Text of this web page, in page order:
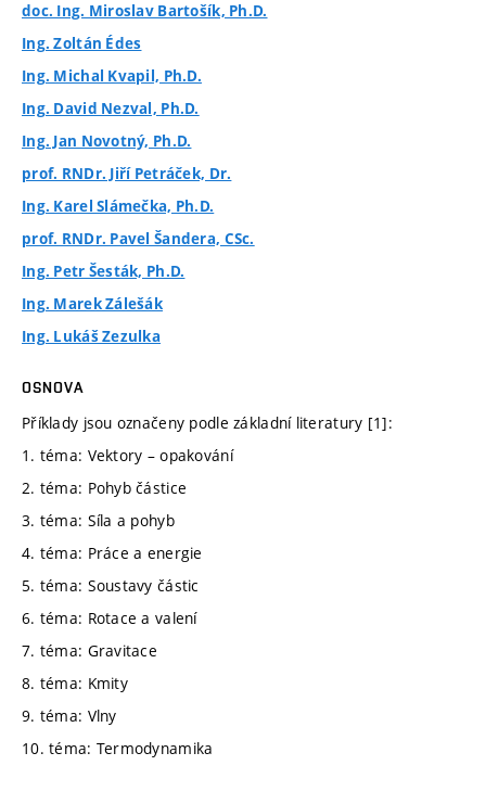
doc. Ing. Miroslav Bartošík, Ph.D.
Ing. Zoltán Édes
Ing. Michal Kvapil, Ph.D.
Ing. David Nezval, Ph.D.
Ing. Jan Novotný, Ph.D.
prof. RNDr. Jiří Petráček, Dr.
Ing. Karel Slámečka, Ph.D.
prof. RNDr. Pavel Šandera, CSc.
Ing. Petr Šesták, Ph.D.
Ing. Marek Zálešák
Ing. Lukáš Zezulka
OSNOVA
Příklady jsou označeny podle základní literatury [1]:
1. téma: Vektory – opakování
2. téma: Pohyb částice
3. téma: Síla a pohyb
4. téma: Práce a energie
5. téma: Soustavy částic
6. téma: Rotace a valení
7. téma: Gravitace
8. téma: Kmity
9. téma: Vlny
10. téma: Termodynamika